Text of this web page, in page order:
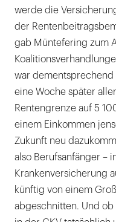
werde die
der
gab Müntefering zum
war dementsprechend
eine Woche später
Rentengrenze auf 5
einem Einkommen
Zukunft neu
also Berufsanfänger –
Krankenversicherung
künftig von einem
abgeschnitten. Und